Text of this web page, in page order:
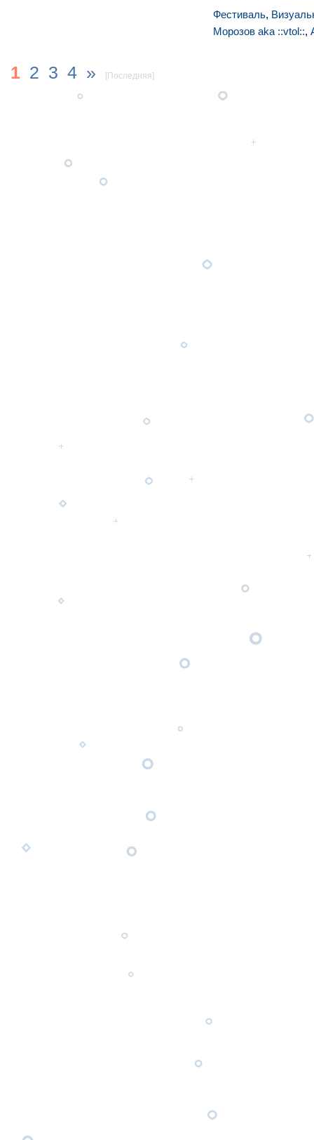
Фестиваль,
Морозов aka ::vtol::,
1 2 3 4 » [Последняя]